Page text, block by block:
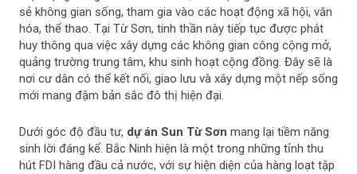
sẻ không gian sống, tham gia vào các hoạt động xã hội, văn
hóa, thể thao. Tại Từ Sơn, tinh thần này tiếp tục được phát
huy thông qua việc xây dựng các không gian công cộng mở,
quảng trường trung tâm, khu sinh hoạt cộng đồng. Đây sẽ là
nơi cư dân có thể kết nối, giao lưu và xây dựng một nếp sống
mới mang đậm bản sắc đô thị hiện đại.
Dưới góc độ đầu tư, dự án Sun Từ Sơn mang lại tiềm năng
sinh lời đáng kể. Bắc Ninh hiện là một trong những tỉnh thu
hút FDI hàng đầu cả nước, với sự hiện diện của hàng loạt tập